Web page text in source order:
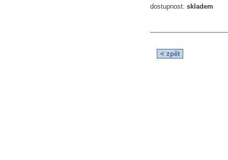
dostupnost: skladem